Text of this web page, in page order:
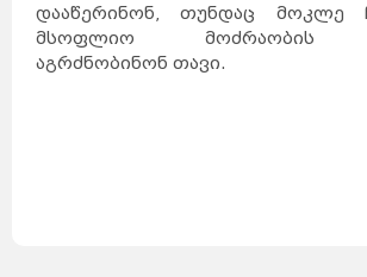
დააწერინონ, თუნდაც მოკლე
მსოფლიო მოძრაობის
აგრძნობინონ თავი.